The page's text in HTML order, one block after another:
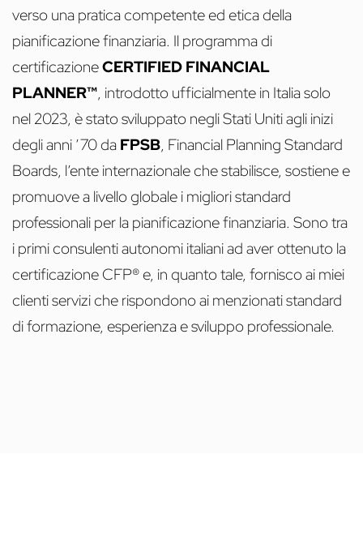
verso una pratica competente ed etica della
pianificazione finanziaria. Il programma di
certificazioneCERTIFIED FINANCIAL
PLANNER™, introdotto ufficialmente in Italia solo
nel 2023, è stato sviluppato negli Stati Uniti agli inizi
degli anni ’70 da FPSB, Financial Planning Standard
Boards, l’ente internazionale che stabilisce, sostiene e
promuove a livello globale i migliori standard
professionali per la pianificazione finanziaria. Sono tra
i primi consulenti autonomi italiani ad aver ottenuto la
certificazione CFP® e, in quanto tale, fornisco ai miei
clienti servizi che rispondono ai menzionati standard
di formazione, esperienza e sviluppo professionale.